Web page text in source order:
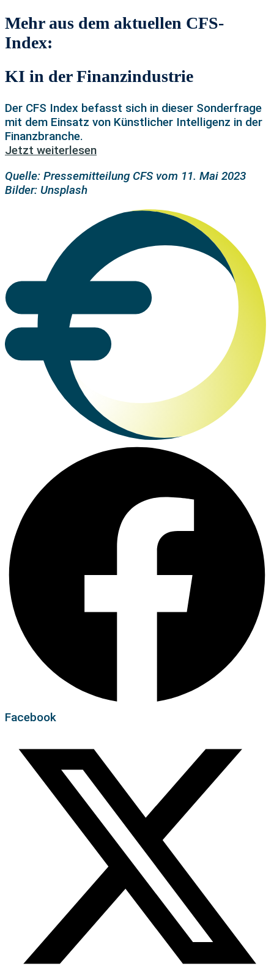
Mehr aus dem aktuellen CFS-
Index:
KI in der Finanzindustrie
Der CFS Index befasst sich in dieser Sonderfrage
mit dem Einsatz von Künstlicher Intelligenz in der
Finanzbranche.
Jetzt weiterlesen
Quelle: Pressemitteilung CFS vom 11. Mai 2023
Bilder: Unsplash
Facebook